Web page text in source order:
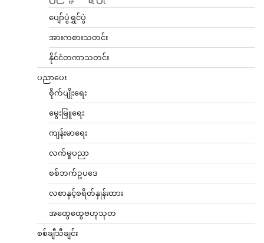
ပျော်ပွဲရွှင်ပွဲ
အားကစားသတင်း
နိုင်ငံတကာသတင်း
ပညာပေး
စိုက်ပျိုးရေး
မွေးမြူရေး
ကျန်းမာရေး
လက်မှုပညာ
စစ်ဘက်ဥပဒေ
လစာနှင့်စရိတ်နှုန်းထား
အထွေထွေဗဟုသုတ
စစ်ချီသီချင်း